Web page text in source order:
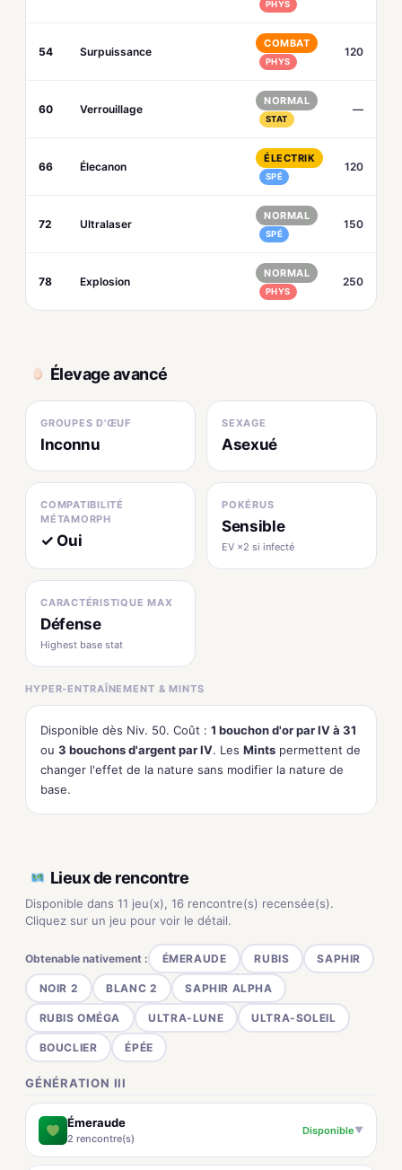
PHYS
54 Surpuissance
COMBAT
PHYS
120
60 Verrouillage
NORMAL
STAT
—
66 Élecanon
ÉLECTRIK
SPÉ
120
72 Ultralaser
NORMAL
SPÉ
150
78 Explosion
NORMAL
PHYS
250
Élevage avancé
GROUPES D'ŒUF
Inconnu
SEXAGE
Asexué
COMPATIBILITÉ
MÉTAMORPH
✓ Oui
POKÉRUS
Sensible
EV ×2 si infecté
CARACTÉRISTIQUE MAX
Défense
Highest base stat
HYPER-ENTRAÎNEMENT & MINTS
Disponible dès Niv. 50. Coût : 1 bouchon d'or par IV à 31
ou 3 bouchons d'argent par IV. Les Mints permettent de
changer l'effet de la nature sans modifier la nature de
base.
Lieux de rencontre
Disponible dans 11 jeu(x), 16 rencontre(s) recensée(s).
Cliquez sur un jeu pour voir le détail.
Obtenable nativement : ÉMERAUDE RUBIS SAPHIR
NOIR 2 BLANC 2 SAPHIR ALPHA
RUBIS OMÉGA ULTRA-LUNE ULTRA-SOLEIL
BOUCLIER ÉPÉE
GÉNÉRATION III
Émeraude
2 rencontre(s)
Disponible▼